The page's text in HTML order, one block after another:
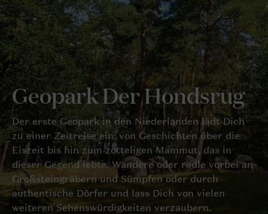
Geopark Der Hondsrug
Der erste Geopark in den Niederlanden lädt Dich
zu einer Zeitreise ein: von Geschichten über die
Eiszeit bis hin zum zotteligen Mammut, das in
dieser Gegend lebte. Wandere oder radle vorbei an
Großsteingräbern und Sümpfen oder durch
authentische Dörfer und lass Dich von vielen
weiteren Sehenswürdigkeiten verzaubern.